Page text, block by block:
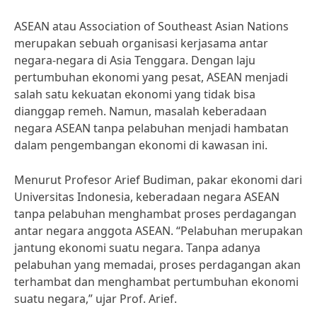
ASEAN atau Association of Southeast Asian Nations
merupakan sebuah organisasi kerjasama antar
negara-negara di Asia Tenggara. Dengan laju
pertumbuhan ekonomi yang pesat, ASEAN menjadi
salah satu kekuatan ekonomi yang tidak bisa
dianggap remeh. Namun, masalah keberadaan
negara ASEAN tanpa pelabuhan menjadi hambatan
dalam pengembangan ekonomi di kawasan ini.
Menurut Profesor Arief Budiman, pakar ekonomi dari
Universitas Indonesia, keberadaan negara ASEAN
tanpa pelabuhan menghambat proses perdagangan
antar negara anggota ASEAN. “Pelabuhan merupakan
jantung ekonomi suatu negara. Tanpa adanya
pelabuhan yang memadai, proses perdagangan akan
terhambat dan menghambat pertumbuhan ekonomi
suatu negara,” ujar Prof. Arief.